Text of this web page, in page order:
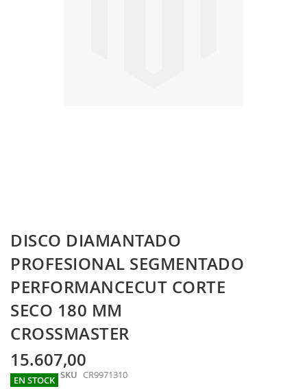
Skip
to
the
beginning
of
the
images
gallery
DISCO DIAMANTADO
PROFESIONAL SEGMENTADO
PERFORMANCECUT CORTE
SECO 180 MM
CROSSMASTER
15.607,00
EN STOCK SKU CR9971310